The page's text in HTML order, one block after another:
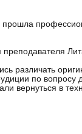
прошла
преподавателя
различать
по вопросу
вернуться в